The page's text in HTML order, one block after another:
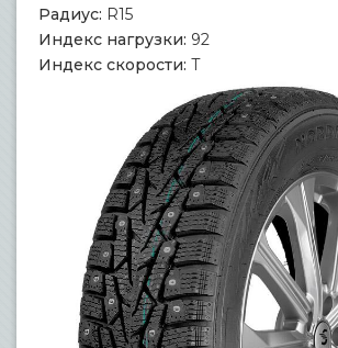
Радиус: R15
Индекс нагрузки: 92
Индекс скорости: T